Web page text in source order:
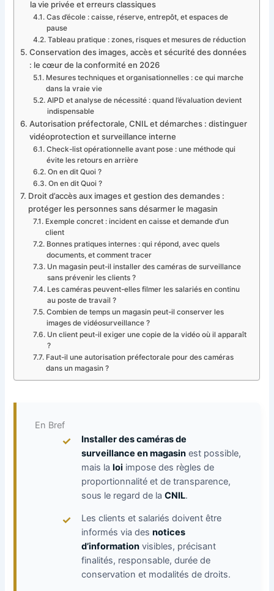
la vie privée et erreurs classiques
Cas d’école : caisse, réserve, entrepôt, et espaces de
pause
Tableau pratique : zones, risques et mesures de réduction
Conservation des images, accès et sécurité des données
: le cœur de la conformité en 2026
Mesures techniques et organisationnelles : ce qui marche
dans la vraie vie
AIPD et analyse de nécessité : quand l’évaluation devient
indispensable
Autorisation préfectorale, CNIL et démarches : distinguer
vidéoprotection et surveillance interne
Check-list opérationnelle avant pose : une méthode qui
évite les retours en arrière
On en dit Quoi ?
On en dit Quoi ?
Droit d’accès aux images et gestion des demandes :
protéger les personnes sans désarmer le magasin
Exemple concret : incident en caisse et demande d’un
client
Bonnes pratiques internes : qui répond, avec quels
documents, et comment tracer
Un magasin peut-il installer des caméras de surveillance
sans prévenir les clients ?
Les caméras peuvent-elles filmer les salariés en continu
au poste de travail ?
Combien de temps un magasin peut-il conserver les
images de vidéosurveillance ?
Un client peut-il exiger une copie de la vidéo où il apparaît
?
Faut-il une autorisation préfectorale pour des caméras
dans un magasin ?
En Bref
Installer des caméras de
surveillance en magasin est possible,
mais la loi impose des règles de
proportionnalité et de transparence,
sous le regard de laCNIL.
Les clients et salariés doivent être
informés via desnotices
d’information visibles, précisant
finalités, responsable, durée de
conservation et modalités de droits.